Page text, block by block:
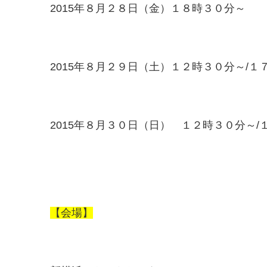
2015年８月２８日（金）１８時３０分～
2015年８月２９日（土）１２時３０分～/１
2015年８月３０日（日） １２時３０分～/
【会場】